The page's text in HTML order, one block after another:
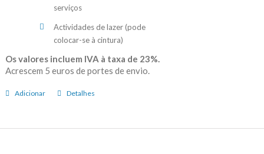
serviços
Actividades de lazer (pode
colocar-se à cintura)
Os valores incluem IVA à taxa de 23%.
Acrescem 5 euros de portes de envio.
Adicionar Detalhes